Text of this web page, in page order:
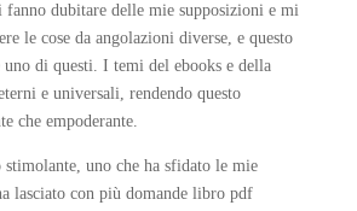
dubitare delle mie supposizioni e mi
le cose da angolazioni diverse, e questo
di questi. I temi del ebooks e della
e universali, rendendo questo
che empoderante.
uno che ha sfidato le mie
lasciato con più domande libro pdf